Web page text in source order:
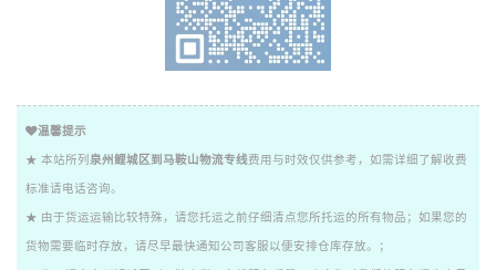
温馨提示
★ 本站所列 泉州鲤城区到马鞍山物流专线费用与时效仅供参考，如需详细了解收费
标准请电话咨询。
★ 由于货运运输比较特殊，请您托运之前仔细清点您所托运的所有物品；如果您的
货物需要临时存放，请尽早最快通知公司客服以便安排仓库存放。；